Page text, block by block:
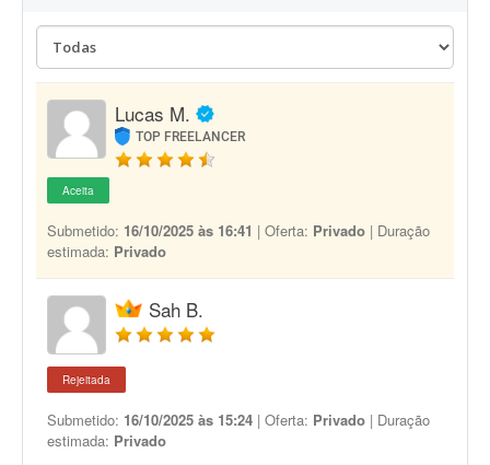
Lucas M.
TOP FREELANCER
Aceita
Submetido: 16/10/2025 às 16:41 | Oferta: Privado | Duração
estimada: Privado
Sah B.
Rejeitada
Submetido: 16/10/2025 às 15:24 | Oferta: Privado | Duração
estimada: Privado